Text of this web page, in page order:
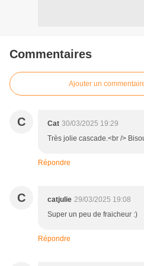
Commentaires
Ajouter un
C Cat 30/03/2025 19:29
Très jolie cascade.<br />
Répondre
C catjulie 29/03/2025 19:08
Super un peu de fraicheur :)
Répondre